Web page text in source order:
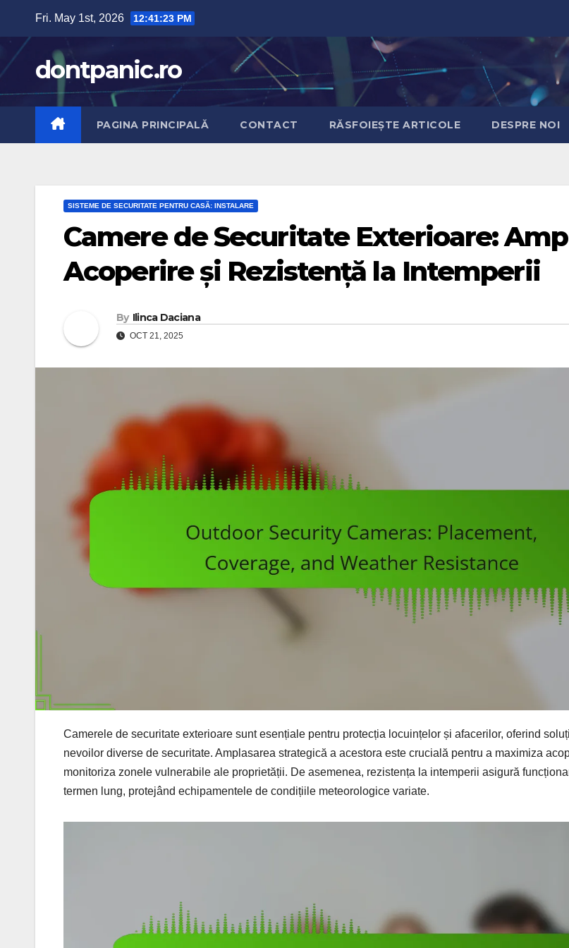
content
Fri. May 1st, 2026 12:41:24 PM
dontpanic.ro
PAGINA PRINCIPALĂ CONTACT RĂSFOIEȘTE ARTICOLE DESPRE NOI
SISTEME DE SECURITATE PENTRU CASĂ: INSTALARE
Camere de Securitate Exterioare:
Acoperire și Rezistență la Intemperii
By Ilinca Daciana
OCT 21, 2025
Camerele de securitate exterioare sunt esențiale pentru protecția locuințelor și afacerilor, oferind
nevoilor diverse de securitate. Amplasarea strategică a acestora este crucială pentru a maximiza
monitoriza zonele vulnerabile ale proprietății. De asemenea, rezistența la intemperii asigură
termen lung, protejând echipamentele de condițiile meteorologice variate.